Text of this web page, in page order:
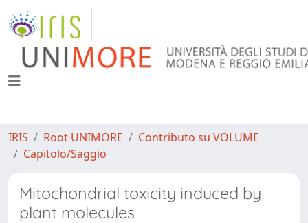
IRIS Root UNIMORE
Contributo su VOLUME
Capitolo/Saggio
Mitochondrial toxicity induced by
plant molecules